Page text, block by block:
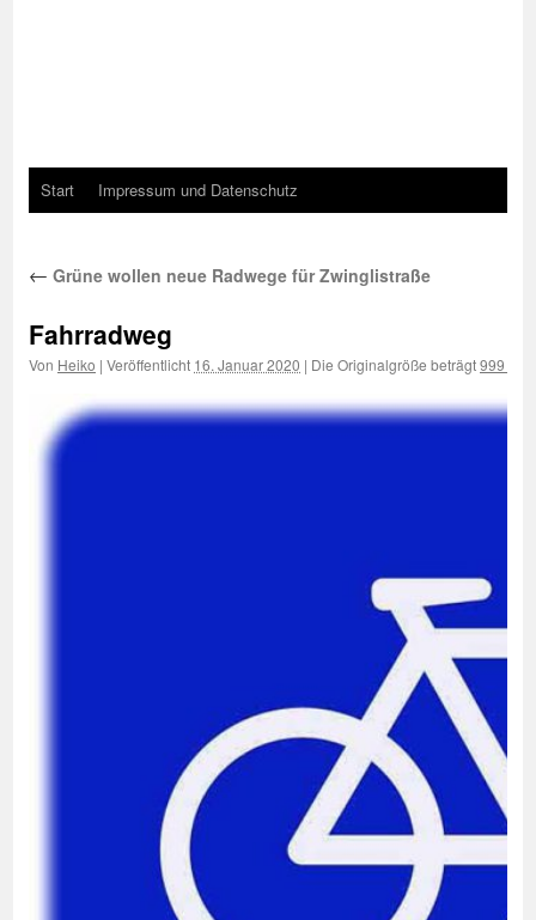
Start Impressum und Datenschutz
← Grüne wollen neue Radwege für Zwinglistraße
Fahrradweg
Von Heiko | Veröffentlicht 16. Januar 2020 | Die Originalgröße beträgt999 ×